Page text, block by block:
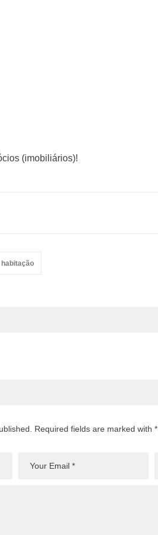
(imobiliários)!
habitação
Required fields are marked with *